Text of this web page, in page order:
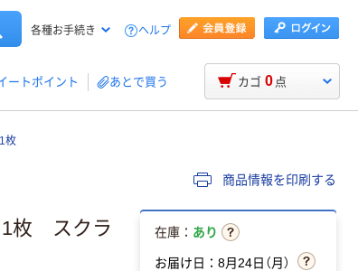
各種お手続き ヘルプ
ートポイント あとで買う カゴ 0 点
枚
商品情報を印刷する
1枚 スクラ
在庫： あり
お届け日：8月24日（月）